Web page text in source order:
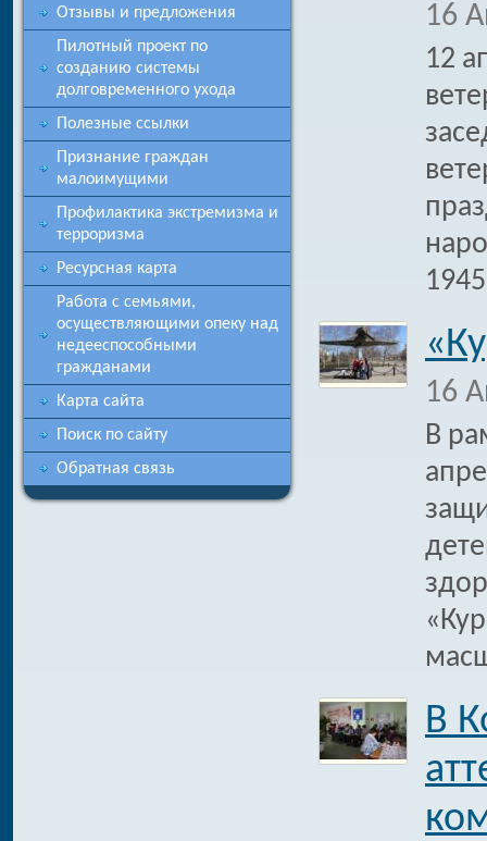
Отзывы и предложения
Пилотный проект по
созданию системы
долговременного ухода
Полезные ссылки
Признание граждан
малоимущими
Профилактика экстремизма и
терроризма
Ресурсная карта
Работа с семьями,
осуществляющими опеку над
недееспособными
гражданами
Карта сайта
Поиск по сайту
Обратная связь
16
12
16
В
В